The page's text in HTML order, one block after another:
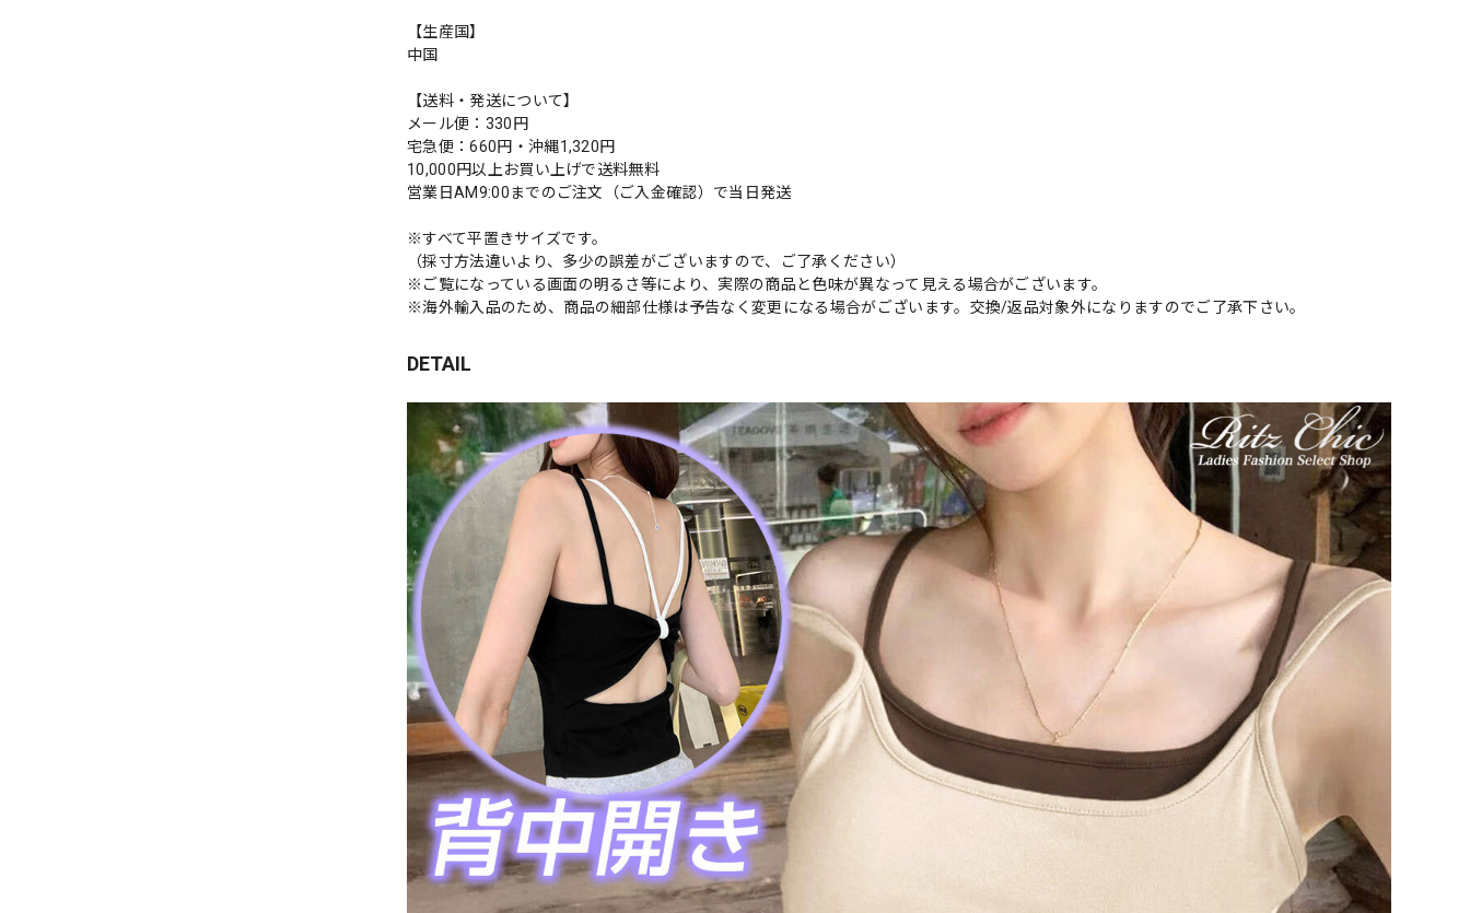
【生産国】
中国
【送料・発送について】
メール便：330円
宅急便：660円・沖縄1,320円
10,000円以上お買い上げで送料無料
営業日AM9:00までのご注文（ご入金確認）で当日発送
※すべて平置きサイズです。
（採寸方法違いより、多少の誤差がございますので、ご了承ください）
※ご覧になっている画面の明るさ等により、実際の商品と色味が異なって見える場合がございます。
※海外輸入品のため、商品の細部仕様は予告なく変更になる場合がございます。交換/返品対象外になりますのでご了承下さい。
DETAIL